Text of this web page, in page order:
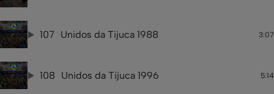
107 Unidos da Tijuca 1988 3:07
108 Unidos da Tijuca 1996 5:14